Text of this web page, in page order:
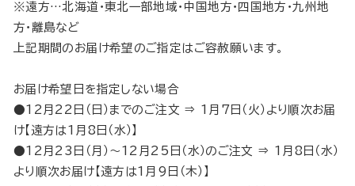
※遠方…北海道・東北一部地域・中国地方・四国地方・九州地
方・離島など
上記期間のお届け希望のご指定はご容赦願います。
お届け希望日を指定しない場合
●12月22日（日）までのご注文 ⇒ 1月7日（火）より順次お届
け【遠方は1月8日（水）】
●12月23日（月）～12月25日（水）のご注文 ⇒ 1月8日（水）
より順次お届け【遠方は1月9日（木）】